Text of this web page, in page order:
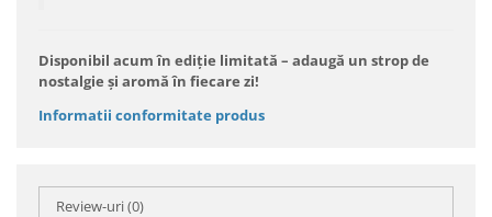
Disponibil acum în ediție limitată – adaugă un strop de
nostalgie și aromă în fiecare zi!
Informatii conformitate produs
Review-uri(0)